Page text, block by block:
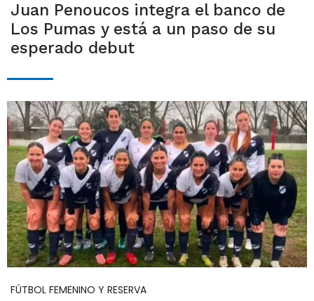
Juan Penoucos integra el banco de
Los Pumas y está a un paso de su
esperado debut
FÚTBOL FEMENINO Y RESERVA